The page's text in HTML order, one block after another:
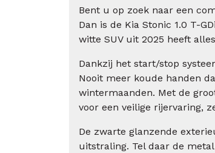
Bent u op zoek naar een
Dan is de Kia Stonic 1.0 T-
witte SUV uit 2025 heeft
Dankzij het start/stop
Nooit meer koude handen
wintermaanden. Met de
voor een veilige rijervaring,
De zwarte glanzende
uitstraling. Tel daar de